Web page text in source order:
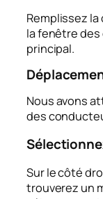
Remplissez
la fenêtre
principal.
Nous avons
des
Sur le côté
trouverez un